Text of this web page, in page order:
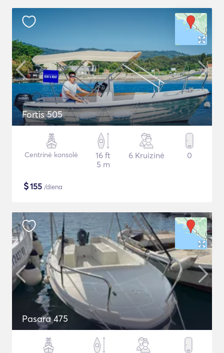
Fortis 505
Centrinė konsolė
16 ft
5 m
6 Kruizinė 0
$155 /diena
Pasara 475